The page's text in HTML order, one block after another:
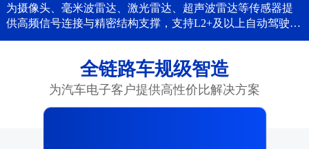
为摄像头、毫米波雷达、激光雷达、超声波雷达等传感器提
供高频信号连接与精密结构支撑，支持L2+及以上自动驾驶。
...
全链路车规级智造
为汽车电子客户提供高性价比解决方案